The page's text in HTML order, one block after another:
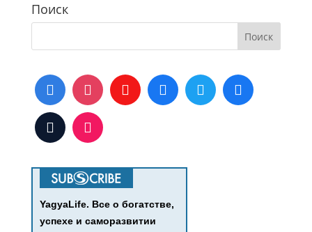
Поиск
YagyaLife. Все о богатстве,
успехе и саморазвитии